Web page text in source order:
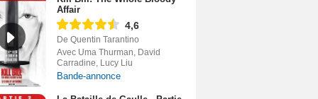
Affair
4,6
De Quentin Tarantino
Avec Uma Thurman, David
Carradine, Lucy Liu
Bande-annonce